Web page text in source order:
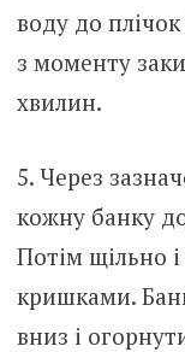
воду до
з моменту
хвилин.
5. Через
кожну банку
Потім щільно
кришками.
вниз і